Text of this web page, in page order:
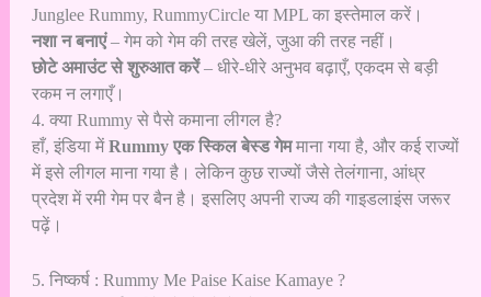
Junglee Rummy, RummyCircle या MPL का इस्तेमाल करें।
नशा न बनाएं– गेम को गेम की तरह खेलें, जुआ की तरह नहीं।
छोटे अमाउंट से शुरुआत करें– धीरे-धीरे अनुभव बढ़ाएँ, एकदम से बड़ी
रकम न लगाएँ।
4. क्या Rummy से पैसे कमाना लीगल है?
हाँ, इंडिया मेंRummy एक स्किल बेस्ड गेममाना गया है, और कई राज्यों
में इसे लीगल माना गया है। लेकिन कुछ राज्यों जैसे तेलंगाना, आंध्र
प्रदेश में रमी गेम पर बैन है। इसलिए अपनी राज्य की गाइडलाइंस जरूर
पढ़ें।
5. निष्कर्ष : Rummy Me Paise Kaise Kamaye ?